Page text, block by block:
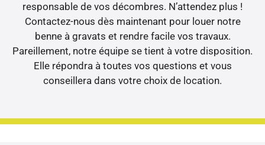
responsable de vos décombres. N’attendez plus !
Contactez-nous dès maintenant pour louer notre
benne à gravats et rendre facile vos travaux.
Pareillement, notre équipe se tient à votre disposition.
Elle répondra à toutes vos questions et vous
conseillera dans votre choix de location.